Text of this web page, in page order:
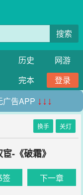
搜索
历史
网游
完本
登录
广告APP ↓↓↓
换手 关灯
-《破霜》
签 下一章